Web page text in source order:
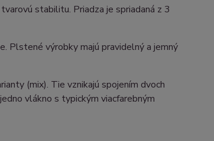
stabilitu. Priadza je spriadaná z 3
Plstené výrobky majú pravidelný a jemný
(mix). Tie vznikajú spojením dvoch
vlákno s typickým viacfarebným